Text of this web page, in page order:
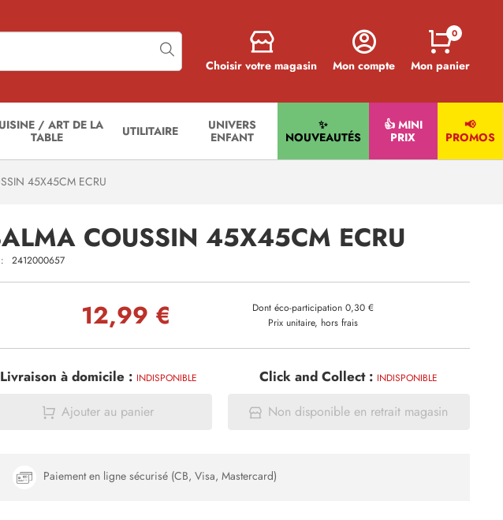
Choisir votre magasin Mon compte Mon panier
0
/ ART DE LA
TABLE
UTILITAIRE
UNIVERS
ENFANT
✨
NOUVEAUTÉS
👍 MINI
PRIX
📢
PROMOS
45X45CM ECRU
COUSSIN 45X45CM ECRU
2412000657
12,99 €
Dont éco-participation 0,30 €
Prix unitaire, hors frais
Livraison à domicile : INDISPONIBLE
Ajouter au panier
Click and Collect : INDISPONIBLE
Non disponible en retrait magasin
Paiement en ligne sécurisé (CB, Visa, Mastercard)